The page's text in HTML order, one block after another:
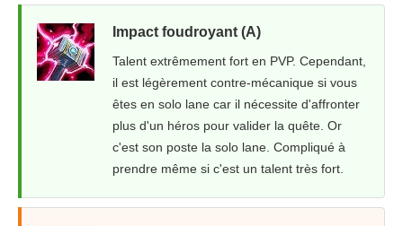
Impact foudroyant (A)
Talent extrêmement fort en PVP. Cependant,
il est légèrement contre-mécanique si vous
êtes en solo lane car il nécessite d'affronter
plus d'un héros pour valider la quête. Or
c'est son poste la solo lane. Compliqué à
prendre même si c'est un talent très fort.